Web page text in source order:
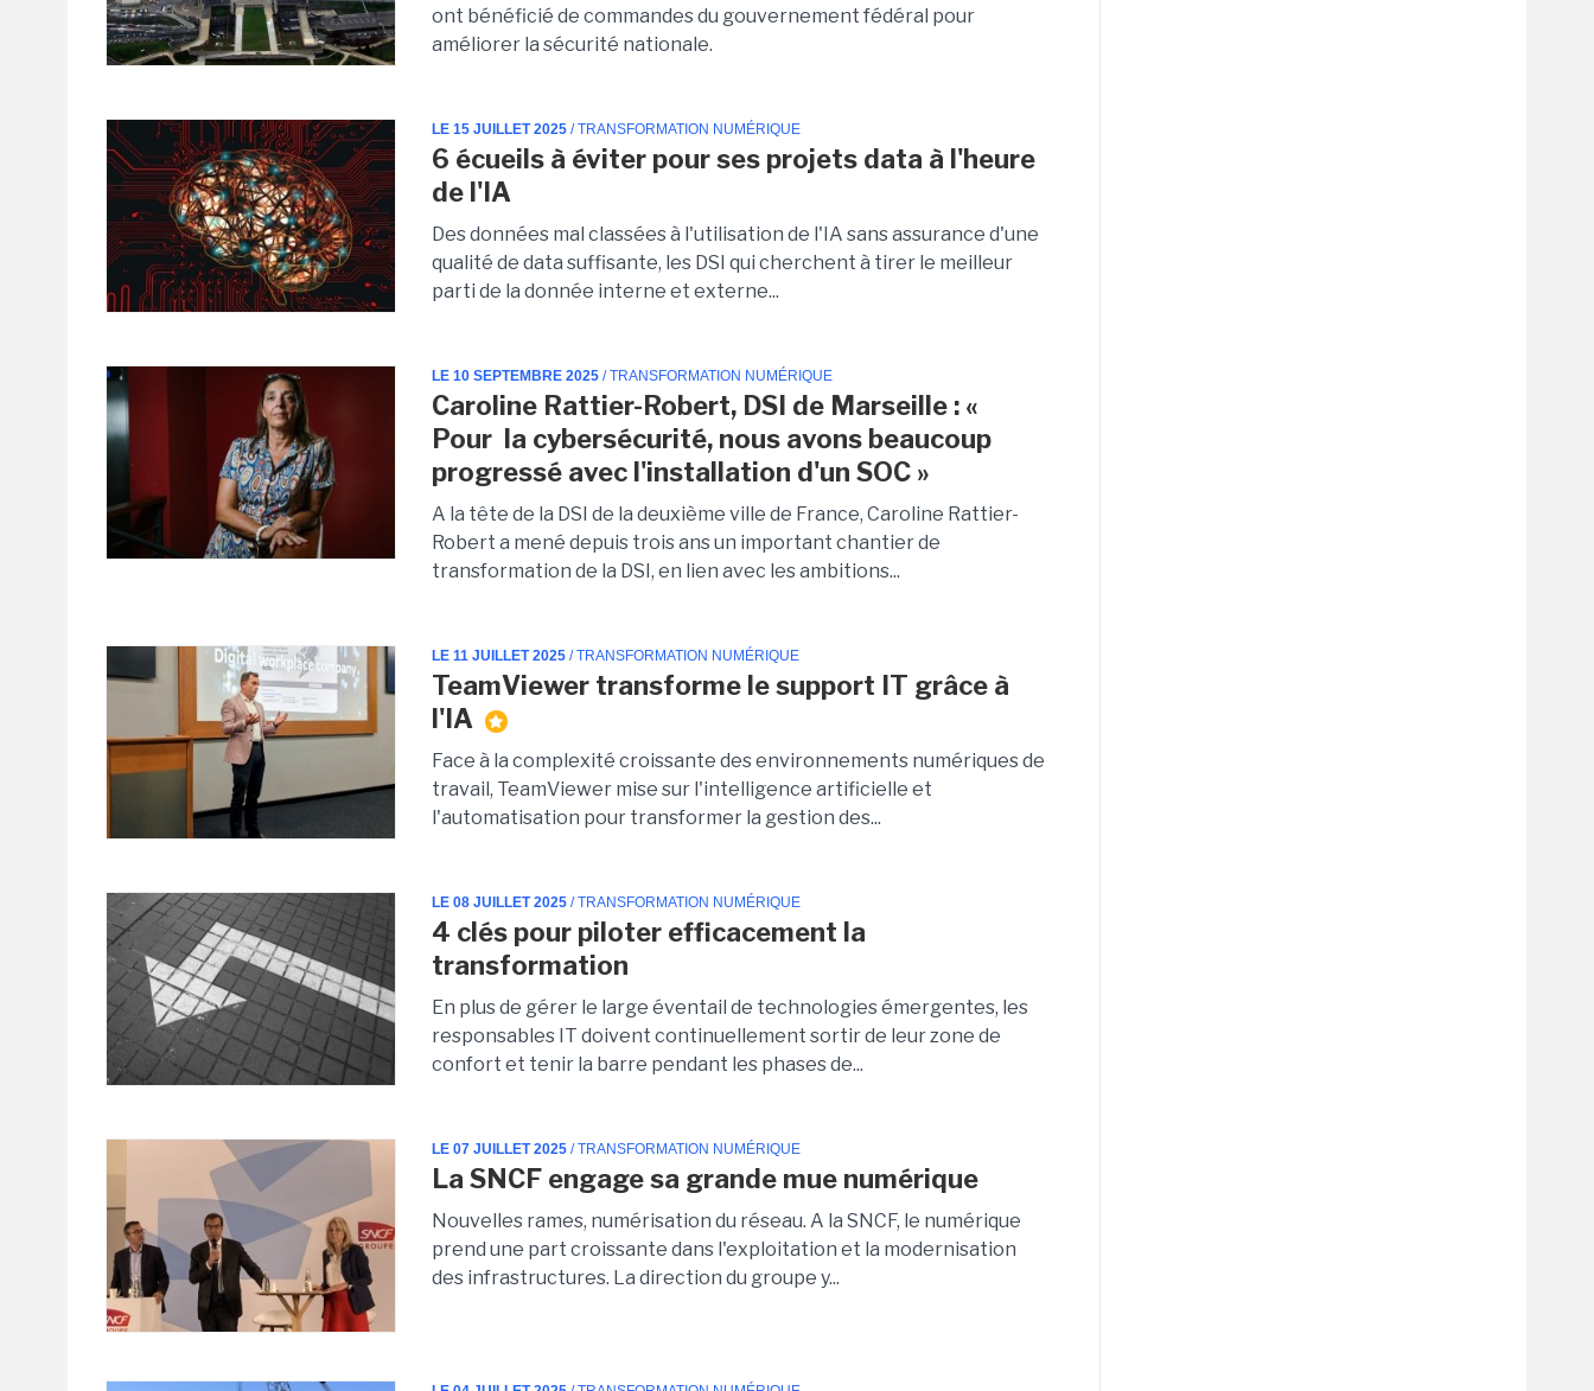
ont bénéficié de commandes du gouvernement fédéral pour
améliorer la sécurité nationale.
LE 15 JUILLET 2025 / TRANSFORMATION NUMÉRIQUE
6 écueils à éviter pour ses projets data à l'heure
de l'IA
Des données mal classées à l'utilisation de l'IA sans assurance d'une
qualité de data suffisante, les DSI qui cherchent à tirer le meilleur
parti de la donnée interne et externe...
LE 10 SEPTEMBRE 2025 / TRANSFORMATION NUMÉRIQUE
Caroline Rattier-Robert, DSI de Marseille : «
Pour la cybersécurité, nous avons beaucoup
progressé avec l'installation d'un SOC »
A la tête de la DSI de la deuxième ville de France, Caroline Rattier-
Robert a mené depuis trois ans un important chantier de
transformation de la DSI, en lien avec les ambitions...
LE 11 JUILLET 2025 / TRANSFORMATION NUMÉRIQUE
TeamViewer transforme le support IT grâce à
l'IA
Face à la complexité croissante des environnements numériques de
travail, TeamViewer mise sur l'intelligence artificielle et
l'automatisation pour transformer la gestion des...
LE 08 JUILLET 2025 / TRANSFORMATION NUMÉRIQUE
4 clés pour piloter efficacement la
transformation
En plus de gérer le large éventail de technologies émergentes, les
responsables IT doivent continuellement sortir de leur zone de
confort et tenir la barre pendant les phases de...
LE 07 JUILLET 2025 / TRANSFORMATION NUMÉRIQUE
La SNCF engage sa grande mue numérique
Nouvelles rames, numérisation du réseau. A la SNCF, le numérique
prend une part croissante dans l'exploitation et la modernisation
des infrastructures. La direction du groupe y...